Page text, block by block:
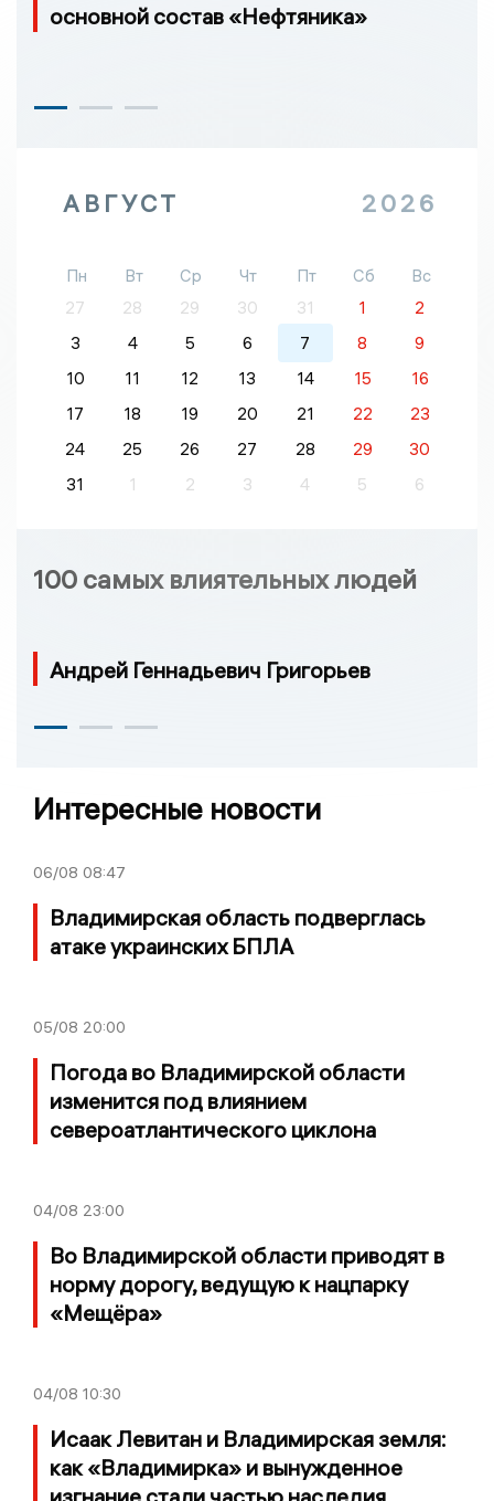
основной состав «Нефтяника»
АВГУСТ 2026
Пн Вт Ср Чт Пт Сб
Вс
27
28 29 30 31 1
2
3
4 5 6 7 8
9
10
11 12 13 14 15
16
17
18 19 20 21 22
23
24
25 26 27 28 29
30
31
1 2 3 4 5 6
100 самых влиятельных людей
Андрей Геннадьевич Григорьев
Интересные новости
06/08 08:47
Владимирская область подверглась
атаке украинских БПЛА
05/08 20:00
Погода во Владимирской области
изменится под влиянием
североатлантического циклона
04/08 23:00
Во Владимирской области приводят в
норму дорогу, ведущую к нацпарку
«Мещёра»
04/08 10:30
Исаак Левитан и Владимирская земля:
как «Владимирка» и вынужденное